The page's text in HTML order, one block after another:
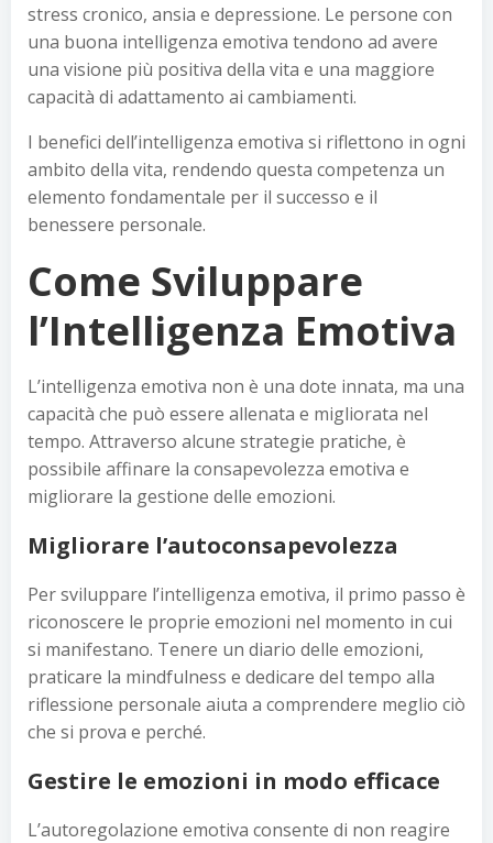
stress cronico, ansia e depressione. Le persone con
una buona intelligenza emotiva tendono ad avere
una visione più positiva della vita e una maggiore
capacità di adattamento ai cambiamenti.
I benefici dell’intelligenza emotiva si riflettono in ogni
ambito della vita, rendendo questa competenza un
elemento fondamentale per il successo e il
benessere personale.
Come Sviluppare
l’Intelligenza Emotiva
L’intelligenza emotiva non è una dote innata, ma una
capacità che può essere allenata e migliorata nel
tempo. Attraverso alcune strategie pratiche, è
possibile affinare la consapevolezza emotiva e
migliorare la gestione delle emozioni.
Migliorare l’autoconsapevolezza
Per sviluppare l’intelligenza emotiva, il primo passo è
riconoscere le proprie emozioni nel momento in cui
si manifestano. Tenere un diario delle emozioni,
praticare la mindfulness e dedicare del tempo alla
riflessione personale aiuta a comprendere meglio ciò
che si prova e perché.
Gestire le emozioni in modo efficace
L’autoregolazione emotiva consente di non reagire